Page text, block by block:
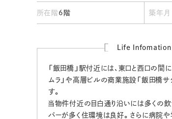
所在階6階 築年月
Life Infomation
「飯田橋」駅付近には、東口と西口の間
ムラ」や高層ビルの商業施設「飯田橋サ
す。
当物件付近の目白通り沿いには多くの飲
パーが多く住環境は良好。さらに病院や